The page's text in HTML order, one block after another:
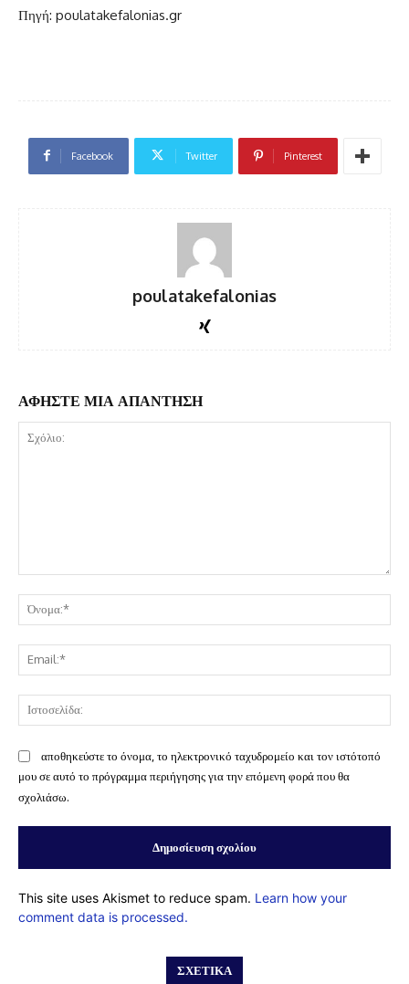
Πηγή: poulatakefalonias.gr
Facebook Twitter Pinterest
poulatakefalonias
ΑΦΗΣΤΕ ΜΙΑ ΑΠΑΝΤΗΣΗ
αποθηκεύστε το όνομα, το ηλεκτρονικό ταχυδρομείο και τον ιστότοπό
μου σε αυτό το πρόγραμμα περιήγησης για την επόμενη φορά που θα
σχολιάσω.
This site uses Akismet to reduce spam. Learn how your
comment data is processed.
ΣΧΕΤΙΚΆ